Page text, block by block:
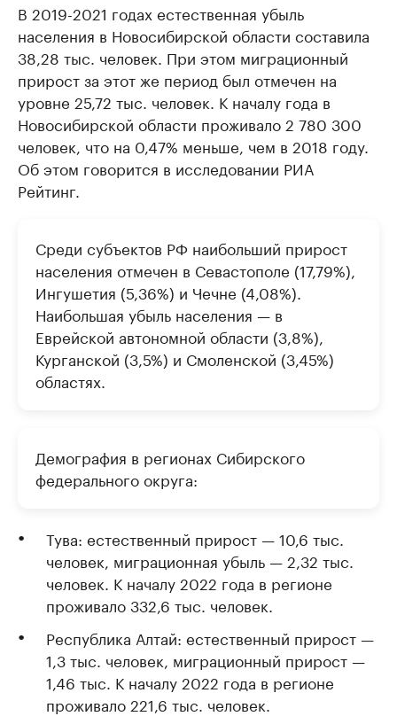
В 2019-2021 годах естественная убыль
населения в Новосибирской области составила
38,28 тыс. человек. При этом миграционный
прирост за этот же период был отмечен на
уровне 25,72 тыс. человек. К началу года в
Новосибирской области проживало 2 780 300
человек, что на 0,47% меньше, чем в 2018 году.
Об этом говорится в исследовании РИА
Рейтинг.
Среди субъектов РФ наибольший прирост
населения отмечен в Севастополе (17,79%),
Ингушетия (5,36%) и Чечне (4,08%).
Наибольшая убыль населения — в
Еврейской автономной области (3,8%),
Курганской (3,5%) и Смоленской (3,45%)
областях.
Демография в регионах Сибирского
федерального округа:
Тува: естественный прирост — 10,6 тыс.
человек, миграционная убыль — 2,32 тыс.
человек. К началу 2022 года в регионе
проживало 332,6 тыс. человек.
Республика Алтай: естественный прирост —
1,3 тыс. человек, миграционный прирост —
1,46 тыс. К началу 2022 года в регионе
проживало 221,6 тыс. человек.